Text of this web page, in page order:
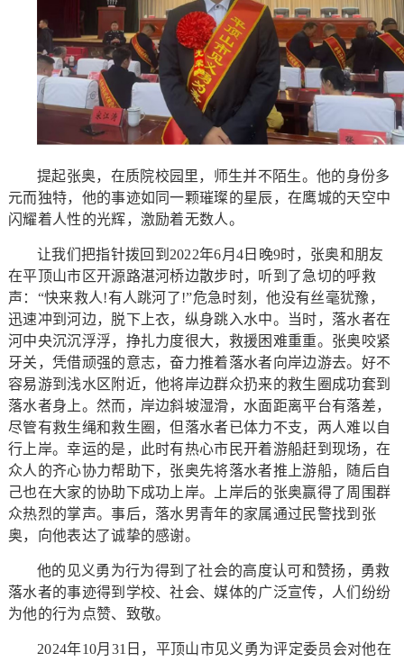
提起张奥，在质院校园里，师生并不陌生。他的身份多
元而独特，他的事迹如同一颗璀璨的星辰，在鹰城的天空中
闪耀着人性的光辉，激励着无数人。
让我们把指针拨回到2022年6月4日晚9时，张奥和朋友
在平顶山市区开源路湛河桥边散步时，听到了急切的呼救
声：“快来救人!有人跳河了!”危急时刻，他没有丝毫犹豫，
迅速冲到河边，脱下上衣，纵身跳入水中。当时，落水者在
河中央沉沉浮浮，挣扎力度很大，救援困难重重。张奥咬紧
牙关，凭借顽强的意志，奋力推着落水者向岸边游去。好不
容易游到浅水区附近，他将岸边群众扔来的救生圈成功套到
落水者身上。然而，岸边斜坡湿滑，水面距离平台有落差，
尽管有救生绳和救生圈，但落水者已体力不支，两人难以自
行上岸。幸运的是，此时有热心市民开着游船赶到现场，在
众人的齐心协力帮助下，张奥先将落水者推上游船，随后自
己也在大家的协助下成功上岸。上岸后的张奥赢得了周围群
众热烈的掌声。事后，落水男青年的家属通过民警找到张
奥，向他表达了诚挚的感谢。
他的见义勇为行为得到了社会的高度认可和赞扬，勇救
落水者的事迹得到学校、社会、媒体的广泛宣传，人们纷纷
为他的行为点赞、致敬。
2024年10月31日，平顶山市见义勇为评定委员会对他在